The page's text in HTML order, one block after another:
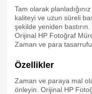
Tam olarak
kaliteyi ve uzun süreli
şekilde yeniden
Orijinal HP Fotoğraf
Zaman ve para tasarrufu
Özellikler
Zaman ve paraya mal
önleyin. Orijinal HP